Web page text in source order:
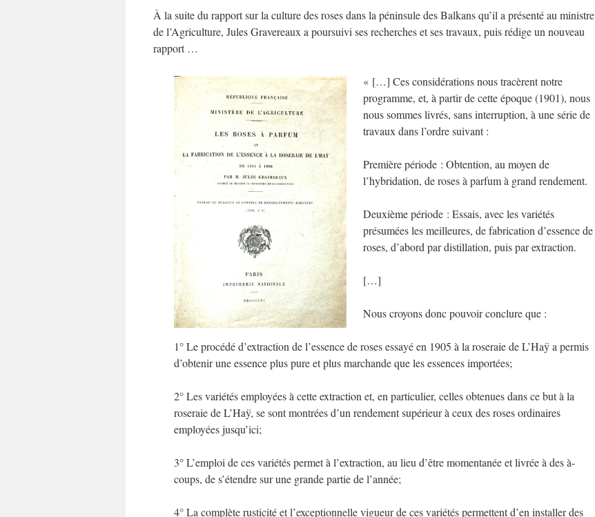
À la suite du rapport sur la culture des roses dans la péninsule des Balkans qu’il a présenté au ministre
de l’Agriculture, Jules Gravereaux a poursuivi ses recherches et ses travaux, puis rédige un nouveau
rapport …
« […] Ces considérations nous tracèrent notre
programme, et, à partir de cette époque (1901), nous
nous sommes livrés, sans interruption, à une série de
travaux dans l’ordre suivant :
Première période : Obtention, au moyen de
l’hybridation, de roses à parfum à grand rendement.
Deuxième période : Essais, avec les variétés
présumées les meilleures, de fabrication d’essence de
roses, d’abord par distillation, puis par extraction.
[…]
Nous croyons donc pouvoir conclure que :
1° Le procédé d’extraction de l’essence de roses essayé en 1905 à la roseraie de L’Haÿ a permis
d’obtenir une essence plus pure et plus marchande que les essences importées;
2° Les variétés employées à cette extraction et, en particulier, celles obtenues dans ce but à la
roseraie de L’Haÿ, se sont montrées d’un rendement supérieur à ceux des roses ordinaires
employées jusqu’ici;
3° L’emploi de ces variétés permet à l’extraction, au lieu d’être momentanée et livrée à des à-
coups, de s’étendre sur une grande partie de l’année;
4° La complète rusticité et l’exceptionnelle vigueur de ces variétés permettent d’en installer des